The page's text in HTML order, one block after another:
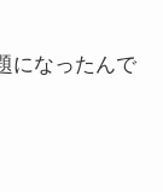
になったんで